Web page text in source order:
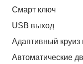
Смарт ключ
USB выход
Адаптивный круиз
Автоматические